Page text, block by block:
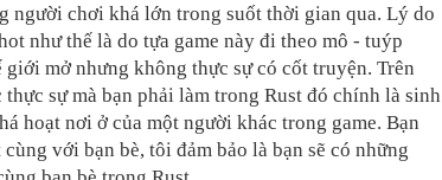
người chơi khá lớn trong suốt thời gian qua. Lý do
như thế là do tựa game này đi theo mô - tuýp
giới mở nhưng không thực sự có cốt truyện. Trên
sự mà bạn phải làm trong Rust đó chính là sinh
hoạt nơi ở của một người khác trong game. Bạn
với bạn bè, tôi đảm bảo là bạn sẽ có những